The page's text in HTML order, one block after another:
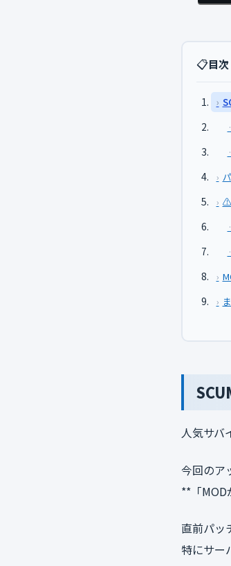
📋目次
⚠️
人気サバ
今回のア
**「MOD
直前パッ
特にサー